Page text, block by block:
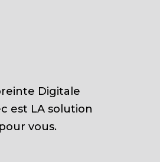
Digitale
est LA solution
pour vous.